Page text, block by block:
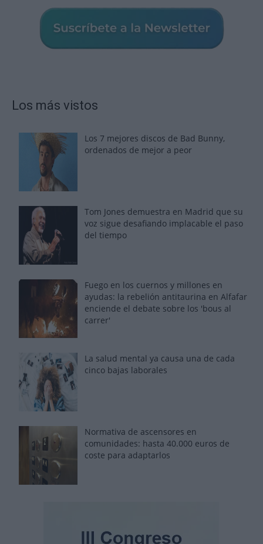
Los más vistos
Los 7 mejores discos de Bad Bunny,
ordenados de mejor a peor
Tom Jones demuestra en Madrid que su
voz sigue desafiando implacable el paso
del tiempo
Fuego en los cuernos y millones en
ayudas: la rebelión antitaurina en Alfafar
enciende el debate sobre los 'bous al
carrer'
La salud mental ya causa una de cada
cinco bajas laborales
Normativa de ascensores en
comunidades: hasta 40.000 euros de
coste para adaptarlos